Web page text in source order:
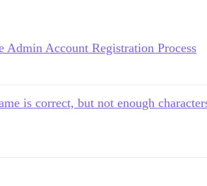
Account Registration Process
is correct, but not enough